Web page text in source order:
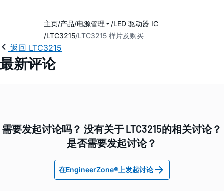
主页 产品 电源管理
LED 驱动器 IC
LTC3215 LTC3215 样片及购买
返回 LTC3215
最新评论
需要发起讨论吗？ 没有关于 LTC3215的相关讨论？
是否需要发起讨论？
在EngineerZone®上发起讨论